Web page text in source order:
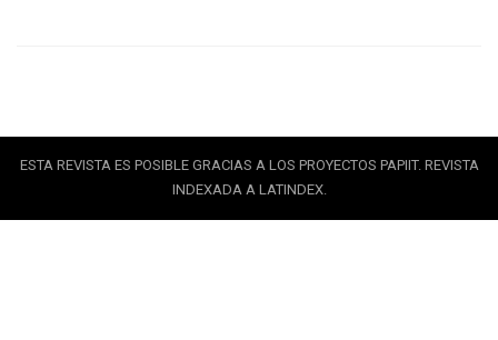
ESTA REVISTA ES POSIBLE GRACIAS A LOS PROYECTOS PAPIIT. REVISTA
INDEXADA A LATINDEX.